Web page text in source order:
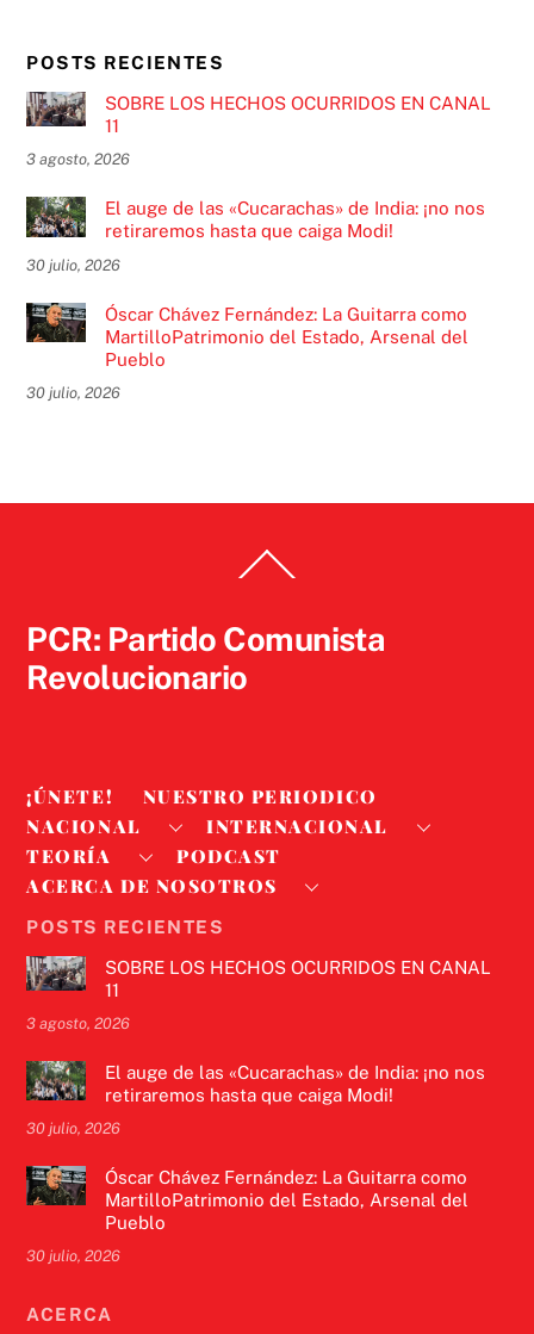
POSTS RECIENTES
SOBRE LOS HECHOS OCURRIDOS EN CANAL
11
3 agosto, 2026
El auge de las «Cucarachas» de India: ¡no nos
retiraremos hasta que caiga Modi!
30 julio, 2026
Óscar Chávez Fernández: La Guitarra como
MartilloPatrimonio del Estado, Arsenal del
Pueblo
30 julio, 2026
To
PCR: Partido Comunista
Revolucionario
¡ÚNETE!
NUESTRO PERIODICO
NACIONAL
INTERNACIONAL
TEORÍA
PODCAST
ACERCA DE NOSOTROS
POSTS RECIENTES
SOBRE LOS HECHOS OCURRIDOS EN CANAL
11
3 agosto, 2026
El auge de las «Cucarachas» de India: ¡no nos
retiraremos hasta que caiga Modi!
30 julio, 2026
Óscar Chávez Fernández: La Guitarra como
MartilloPatrimonio del Estado, Arsenal del
Pueblo
30 julio, 2026
ACERCA